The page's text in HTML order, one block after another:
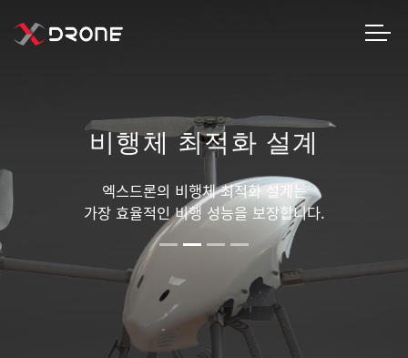
최적화 설계
비행체 최적화 설계는
비행 성능을 보장합니다.
무인비행체의 가
엑스드론은 안정적